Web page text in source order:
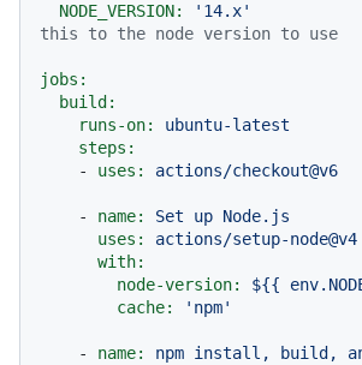
NODE_VERSION:
'14.x'
this to the node version to use
jobs:
build:
runs-on:
ubuntu-latest
steps:
-
uses: actions/checkout@v6
- name: Set up Node.js
uses:
actions/setup-node@v4
with:
node-version:
${{
cache:
'npm'
- name: npm install, build,